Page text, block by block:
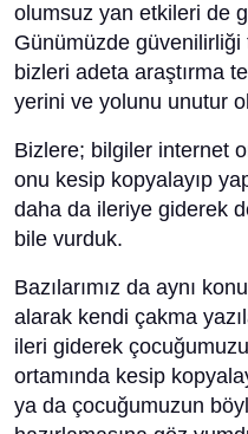
olumsuz yan etkileri de
Günümüzde güvenilirliği
bizleri adeta araştırma
yerini ve yolunu unutur
Bizlere; bilgiler internet
onu kesip kopyalayıp
daha da ileriye giderek
bile vurduk.
Bazılarımız da aynı
alarak kendi çakma
ileri giderek
ortamında kesip
ya da çocuğumuzun